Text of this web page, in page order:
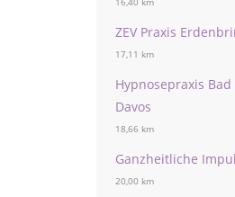
ZEV Praxis
17,11 km
Hypnosepraxis
Davos
18,66 km
Ganzheitliche
20,00 km